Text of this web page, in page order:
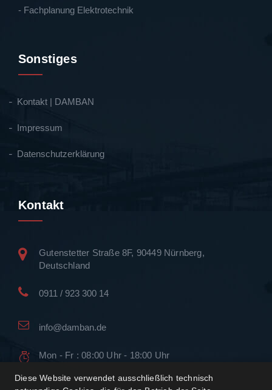
- Fachplanung Elektrotechnik
Sonstiges
Kontakt | DAMBAN
Impressum
Datenschutzerklärung
Kontakt
Gutenstetter Straße 8F, 90449 Nürnberg,
Deutschland
0911 / 923 300 14
info@damban.de
Mon - Fr : 08:00 Uhr - 18:00 Uhr
Diese Website verwendet ausschließlich technisch